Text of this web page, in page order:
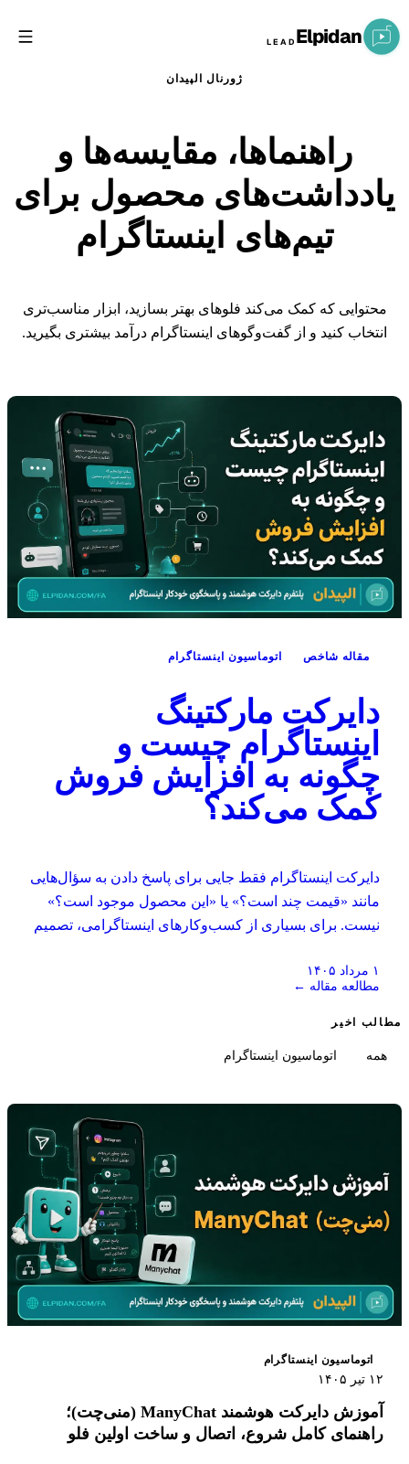
Elpidan
LEAD
ژورنال الپیدان
راهنماها، مقایسه‌ها و
یادداشت‌های محصول برای
تیم‌های اینستاگرام
محتوایی که کمک می‌کند فلوهای بهتر بسازید، ابزار مناسب‌تری
انتخاب کنید و از گفت‌وگوهای اینستاگرام درآمد بیشتری بگیرید.
مقاله شاخص اتوماسیون اینستاگرام
دایرکت مارکتینگ
اینستاگرام چیست و
چگونه به افزایش فروش
کمک می‌کند؟
دایرکت اینستاگرام فقط جایی برای پاسخ دادن به سؤال‌هایی
مانند «قیمت چند است؟» یا «این محصول موجود است؟»
نیست. برای بسیاری از کسب‌وکارهای اینستاگرامی، تصمیم
جایی که کاربر درباره نیاز خود توضیح می‌دهد، محصول یا
خدمت مناسب را پیدا می‌کند، تردیدهایش برطرف می‌شود و
برای خرید، رزرو یا دریافت مشاوره آماده می‌شود.
۱ مرداد ۱۴۰۵
مطالعه مقاله ←
مطالب اخیر
همه اتوماسیون اینستاگرام
اتوماسیون اینستاگرام
۱۲ تیر ۱۴۰۵
آموزش دایرکت هوشمند ManyChat (منی‌چت)؛
راهنمای کامل شروع، اتصال و ساخت اولین فلو